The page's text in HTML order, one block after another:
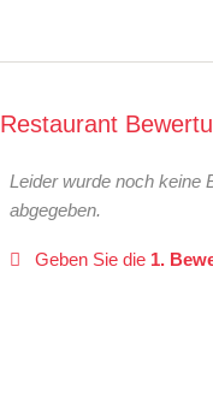
Restaurant
Leider wurde noch keine
abgegeben.
Geben Sie die 1.